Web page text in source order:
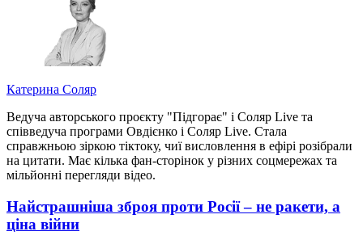
Катерина Соляр
Ведуча авторського проєкту "Підгорає" і Соляр Live та
співведуча програми Овдієнко і Соляр Live. Стала
справжньою зіркою тіктоку, чиї висловлення в ефірі розібрали
на цитати. Має кілька фан-сторінок у різних соцмережах та
мільйонні перегляди відео.
Найстрашніша зброя проти Росії – не ракети, а
ціна війни